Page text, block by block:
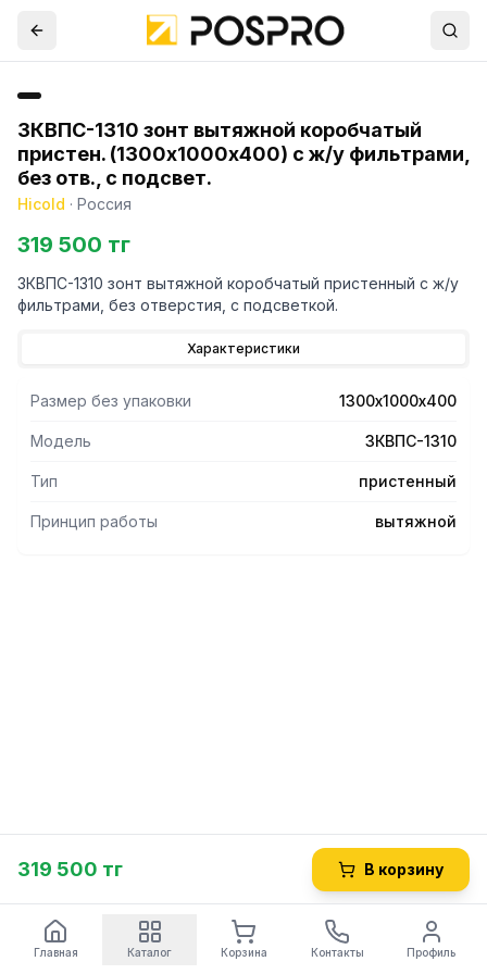
ЗКВПС-1310 зонт вытяжной коробчатый
пристен. (1300х1000х400) с ж/у фильтрами,
без отв., с подсвет.
Hicold · Россия
319 500 тг
ЗКВПС-1310 зонт вытяжной коробчатый пристенный с ж/у
фильтрами, без отверстия, с подсветкой.
Характеристики
Размер без упаковки 1300х1000х400
Модель ЗКВПС-1310
Тип пристенный
Принцип работы вытяжной
319 500 тг В корзину
Главная Каталог Корзина Контакты Профиль